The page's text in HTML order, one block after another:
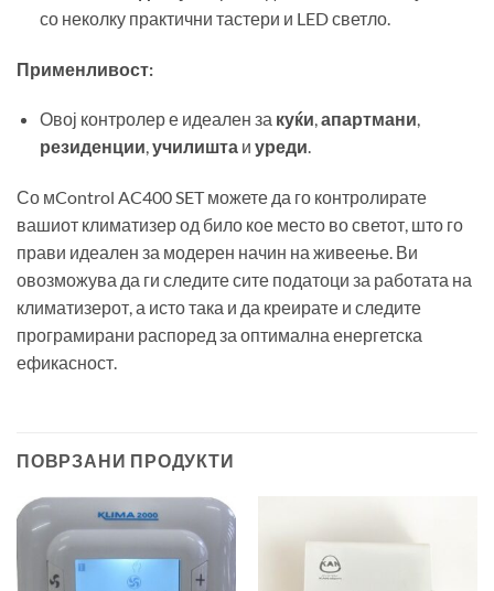
со неколку практични тастери и LED светло.
Применливост:
Овој контролер е идеален за куќи,апартмани,
резиденции,училиштаи уреди.
Со мControl AC400 SET можете да го контролирате
вашиот климатизер од било кое место во светот, што го
прави идеален за модерен начин на живеење. Ви
овозможува да ги следите сите податоци за работата на
климатизерот, а исто така и да креирате и следите
програмирани распоред за оптимална енергетска
ефикасност.
ПОВРЗАНИ ПРОДУКТИ